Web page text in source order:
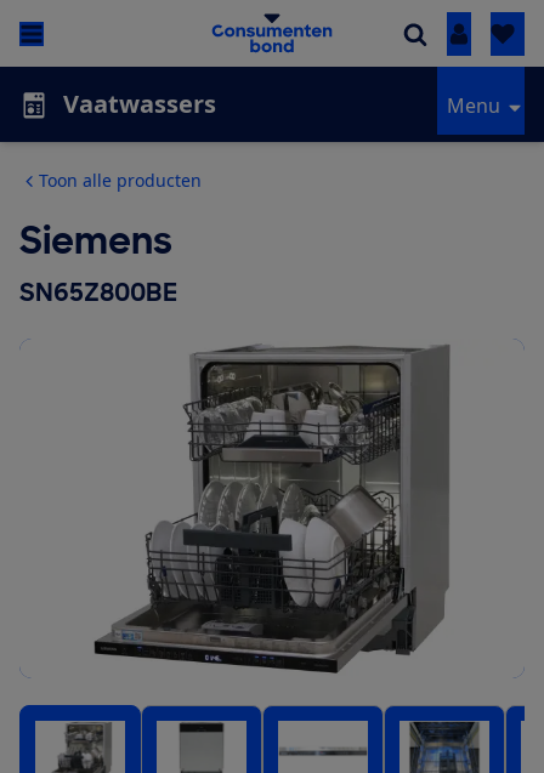
Inloggen
Vaatwassers Menu
Toon alle producten
Siemens
SN65Z800BE